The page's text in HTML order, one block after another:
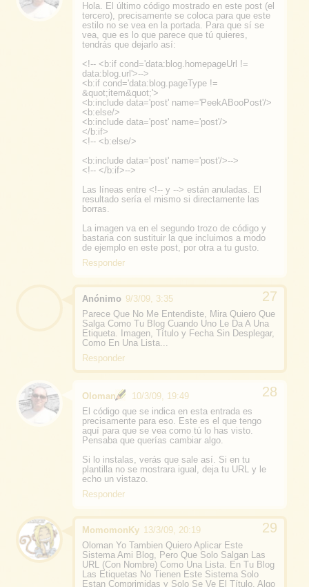
Hola. El último código mostrado en este post (el
tercero), precisamente se coloca para que este
estilo no se vea en la portada. Para que sí se
vea, que es lo que parece que tú quieres,
tendrás que dejarlo así:
<!-- <b:if cond='data:blog.homepageUrl !=
data:blog.url'>-->
<b:if cond='data:blog.pageType !=
&quot;item&quot;'>
<b:include data='post' name='PeekABooPost'/>
<b:else/>
<b:include data='post' name='post'/>
</b:if>
<!-- <b:else/>
<b:include data='post' name='post'/>-->
<!-- </b:if>-->
Las líneas entre <!-- y --> están anuladas. El
resultado sería el mismo si directamente las
borras.
La imagen va en el segundo trozo de código y
bastaria con sustituir la que incluimos a modo
de ejemplo en este post, por otra a tu gusto.
Responder
Anónimo 9/3/09, 3:35
Parece Que No Me Entendiste, Mira Quiero Que
Salga Como Tu Blog Cuando Uno Le Da A Una
Etiqueta. Imagen, Título y Fecha Sin Desplegar,
Como En Una Lista...
Responder
Oloman
10/3/09, 19:49
El código que se indica en esta entrada es
precisamente para eso. Este es el que tengo
aquí para que se vea como tú lo has visto.
Pensaba que querías cambiar algo.
Si lo instalas, verás que sale así. Si en tu
plantilla no se mostrara igual, deja tu URL y le
echo un vistazo.
Responder
MomomonKy 13/3/09, 20:19
Oloman Yo Tambien Quiero Aplicar Este
Sistema Ami Blog, Pero Que Solo Salgan Las
URL (Con Nombre) Como Una Lista. En Tu Blog
Las Etiquetas No Tienen Este Sistema Solo
Estan Comprimidas y Solo Se Ve El Título, Algo